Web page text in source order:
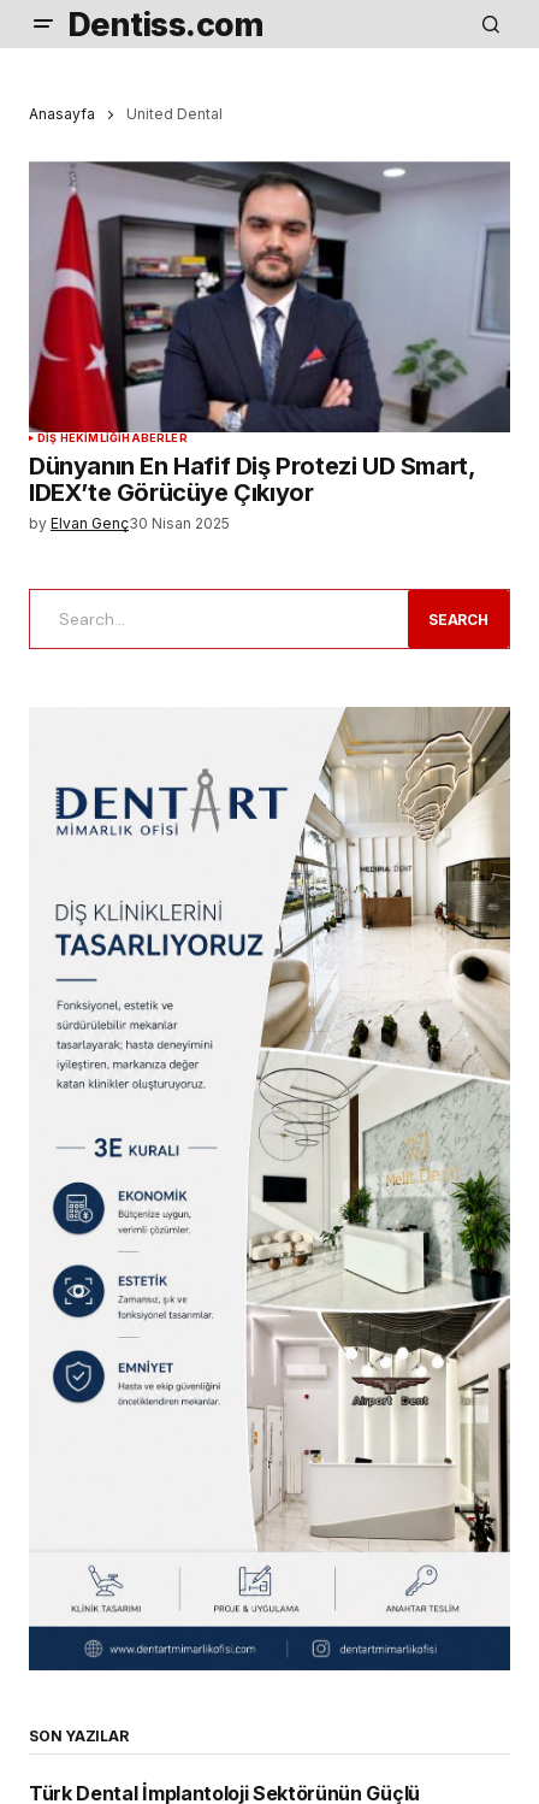
Dentiss.com
Anasayfa United Dental
DIŞ HEKIMLIĞIHABERLER
Dünyanın En Hafif Diş Protezi UD Smart,
IDEX’te Görücüye Çıkıyor
by Elvan Genç30 Nisan 2025
SEARCH
SON YAZILAR
Türk Dental İmplantoloji Sektörünün Güçlü